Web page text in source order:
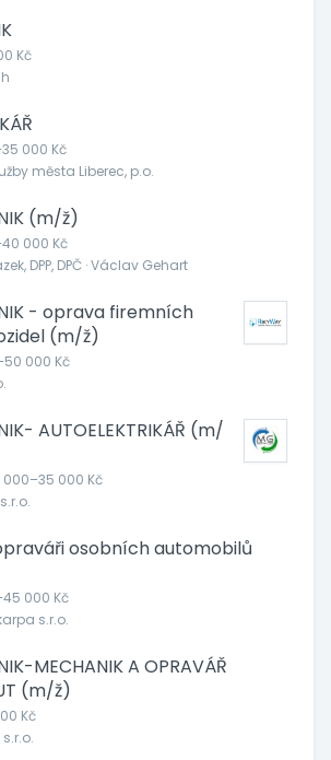
Kč
000 Kč
města Liberec, p.o.
(m/ž)
000 Kč
DPP, DPČ · Václav Gehart
- oprava firemních
(m/ž)
000 Kč
AUTOELEKTRIKÁŘ (m/
000–35 000 Kč
osobních automobilů
000 Kč
s.r.o.
MECHANIK A OPRAVÁŘ
(m/ž)
Kč
s.r.o.